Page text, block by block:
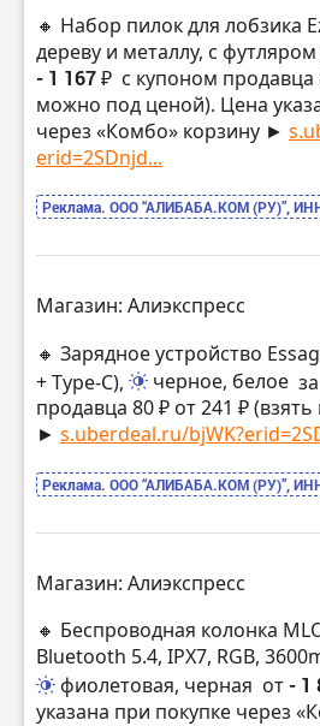
🔸 Набор пилок для лобзика
дереву и металлу, с
- 1 167 ₽ с купоном продавца
можно под ценой). Цена
через «Комбо» корзину ►
erid=2SDnjd...
Реклама. ООО “АЛИБАБА.КОМ (РУ)”,
Магазин: Алиэкспресс
🔸 Зарядное устройство
+ Type-C),
черное, белое за
продавца 80 ₽ от 241 ₽
► s.uberdeal.ru/
Реклама. ООО “АЛИБАБА.КОМ (РУ)”,
Магазин: Алиэкспресс
🔸 Беспроводная колонка
Bluetooth 5.4, IPX7, RGB,
фиолетовая, черная от- 1
указана при покупке через